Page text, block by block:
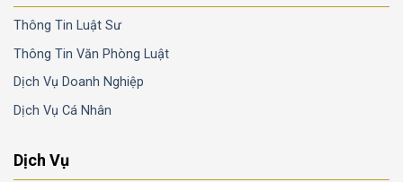
Thông Tin Luật Sư
Thông Tin Văn Phòng Luật
Dịch Vụ Doanh Nghiệp
Dịch Vụ Cá Nhân
Dịch Vụ